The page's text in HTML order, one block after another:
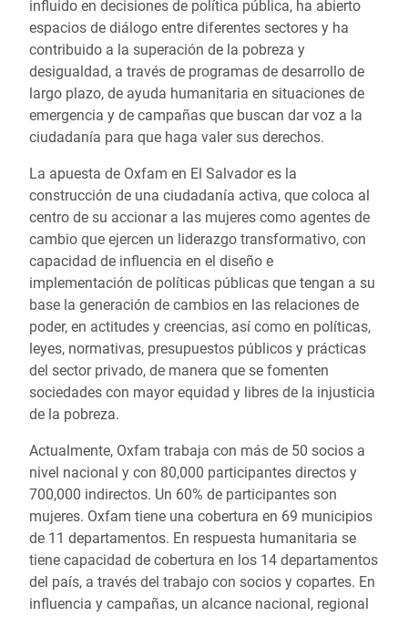
influido en decisiones de política pública, ha abierto
espacios de diálogo entre diferentes sectores y ha
contribuido a la superación de la pobreza y
desigualdad, a través de programas de desarrollo de
largo plazo, de ayuda humanitaria en situaciones de
emergencia y de campañas que buscan dar voz a la
ciudadanía para que haga valer sus derechos.
La apuesta de Oxfam en El Salvador es la
construcción de una ciudadanía activa, que coloca al
centro de su accionar a las mujeres como agentes de
cambio que ejercen un liderazgo transformativo, con
capacidad de influencia en el diseño e
implementación de políticas públicas que tengan a su
base la generación de cambios en las relaciones de
poder, en actitudes y creencias, así como en políticas,
leyes, normativas, presupuestos públicos y prácticas
del sector privado, de manera que se fomenten
sociedades con mayor equidad y libres de la injusticia
de la pobreza.
Actualmente, Oxfam trabaja con más de 50 socios a
nivel nacional y con 80,000 participantes directos y
700,000 indirectos. Un 60% de participantes son
mujeres. Oxfam tiene una cobertura en 69 municipios
de 11 departamentos. En respuesta humanitaria se
tiene capacidad de cobertura en los 14 departamentos
del país, a través del trabajo con socios y copartes. En
influencia y campañas, un alcance nacional, regional